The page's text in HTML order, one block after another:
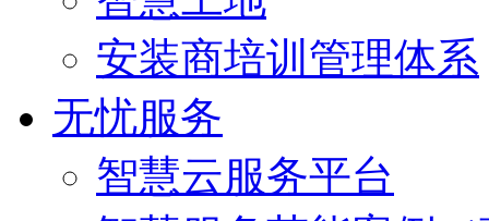
安装商培训管理体系
无忧服务
智慧云服务平台